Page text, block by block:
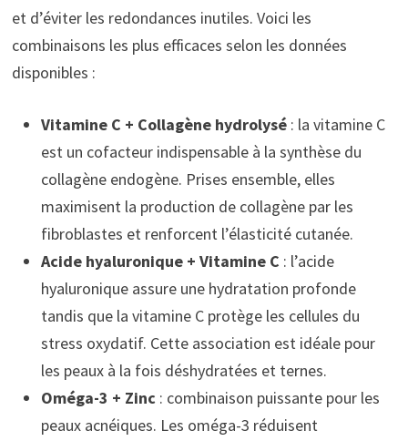
et d’éviter les redondances inutiles. Voici les
combinaisons les plus efficaces selon les données
disponibles :
Vitamine C + Collagène hydrolysé: la vitamine C
est un cofacteur indispensable à la synthèse du
collagène endogène. Prises ensemble, elles
maximisent la production de collagène par les
fibroblastes et renforcent l’élasticité cutanée.
Acide hyaluronique + Vitamine C : l’acide
hyaluronique assure une hydratation profonde
tandis que la vitamine C protège les cellules du
stress oxydatif. Cette association est idéale pour
les peaux à la fois déshydratées et ternes.
Oméga-3 + Zinc : combinaison puissante pour les
peaux acnéiques. Les oméga-3 réduisent